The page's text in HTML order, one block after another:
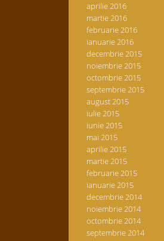
aprilie 2016
martie 2016
februarie 2016
ianuarie 2016
decembrie 2015
noiembrie 2015
octombrie 2015
septembrie 2015
august 2015
iulie 2015
iunie 2015
mai 2015
aprilie 2015
martie 2015
februarie 2015
ianuarie 2015
decembrie 2014
noiembrie 2014
octombrie 2014
septembrie 2014